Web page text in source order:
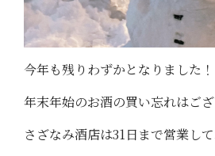
今年も残りわずかとなりました！
年末年始のお酒の買い忘れはご
さざなみ酒店は31日まで営業し